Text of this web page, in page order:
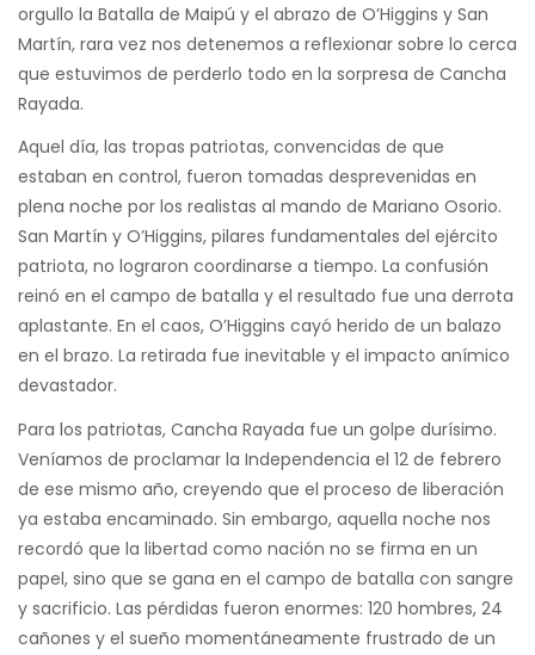
orgullo la Batalla de Maipú y el abrazo de O’Higgins y San
Martín, rara vez nos detenemos a reflexionar sobre lo cerca
que estuvimos de perderlo todo en la sorpresa de Cancha
Rayada.
Aquel día, las tropas patriotas, convencidas de que
estaban en control, fueron tomadas desprevenidas en
plena noche por los realistas al mando de Mariano Osorio.
San Martín y O’Higgins, pilares fundamentales del ejército
patriota, no lograron coordinarse a tiempo. La confusión
reinó en el campo de batalla y el resultado fue una derrota
aplastante. En el caos, O’Higgins cayó herido de un balazo
en el brazo. La retirada fue inevitable y el impacto anímico
devastador.
Para los patriotas, Cancha Rayada fue un golpe durísimo.
Veníamos de proclamar la Independencia el 12 de febrero
de ese mismo año, creyendo que el proceso de liberación
ya estaba encaminado. Sin embargo, aquella noche nos
recordó que la libertad como nación no se firma en un
papel, sino que se gana en el campo de batalla con sangre
y sacrificio. Las pérdidas fueron enormes: 120 hombres, 24
cañones y el sueño momentáneamente frustrado de un